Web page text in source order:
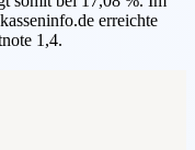
erreichte
1,4.